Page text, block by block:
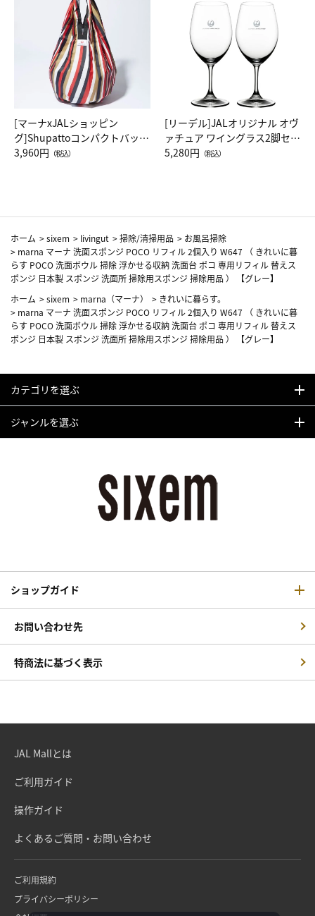
[マーナxJALショッピン
グ]Shupattoコンパクトバッグ
Drop JAL客室乗務員（LC）ス
3,960円 （税込）
[リーデル]JALオリジナル オヴ
ァチュア ワイングラス2脚セッ
ト（レッドワイン）
5,280円 （税込）
ホーム >sixem > livingut >掃除/清掃用品 > お風呂掃除
> marna マーナ 洗面スポンジ POCO リフィル 2個入り W647 （ きれいに暮
らす POCO 洗面ボウル 掃除 浮かせる収納 洗面台 ポコ 専用リフィル 替えス
ポンジ 日本製 スポンジ 洗面所 掃除用スポンジ 掃除用品 ） 【グレー】
ホーム >sixem > marna（マーナ） > きれいに暮らす。
> marna マーナ 洗面スポンジ POCO リフィル 2個入り W647 （ きれいに暮
らす POCO 洗面ボウル 掃除 浮かせる収納 洗面台 ポコ 専用リフィル 替えス
ポンジ 日本製 スポンジ 洗面所 掃除用スポンジ 掃除用品 ） 【グレー】
カテゴリを選ぶ
ジャンルを選ぶ
ショップガイド
お問い合わせ先
特商法に基づく表示
JAL Mallとは
ご利用ガイド
操作ガイド
よくあるご質問・お問い合わせ
ご利用規約
プライバシーポリシー